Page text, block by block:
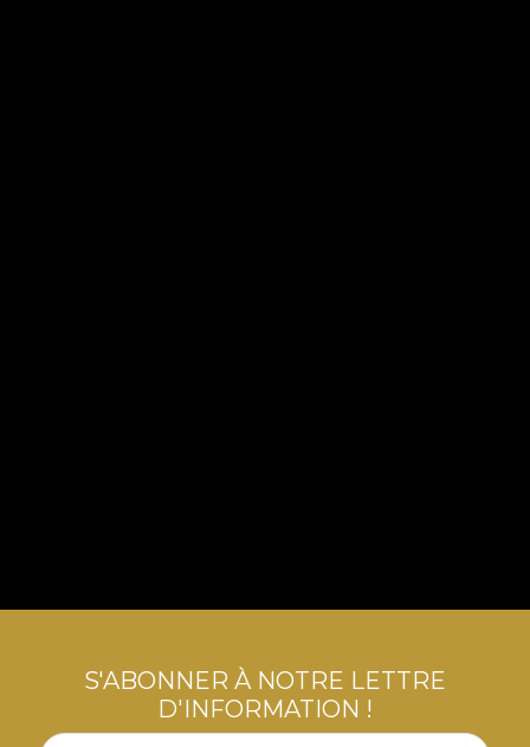
S'ABONNER À NOTRE LETTRE
D'INFORMATION !